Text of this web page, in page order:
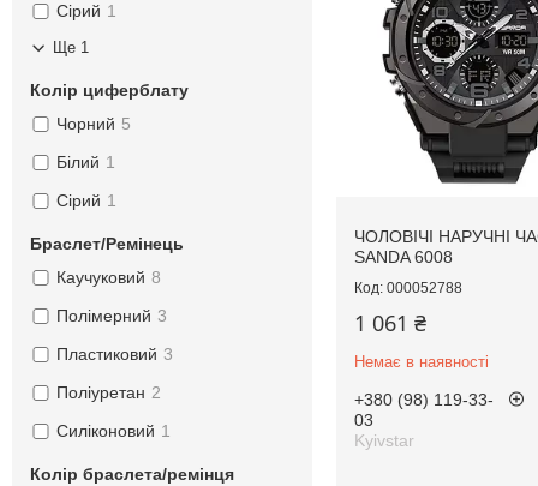
ЧОЛОВІЧІ НАРУЧНІ
SANDA 6008
000052788
1 061 ₴
Немає в наявності
+380 (98) 119-33-
03
Kyivstar
Сірий 1
Ще 1
Колір циферблату
Чорний 5
Білий 1
Сірий 1
Браслет/Ремінець
Каучуковий 8
Полімерний 3
Пластиковий 3
Поліуретан 2
Силіконовий 1
Колір браслета/ремінця